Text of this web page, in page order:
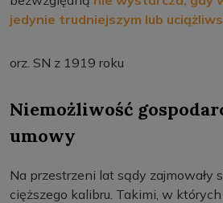
jedynie trudniejszym lub
orz. SN z 1919 roku
Niemożliwość
umowy
Na przestrzeni lat sądy zajmowały
cięższego kalibru. Takimi, w